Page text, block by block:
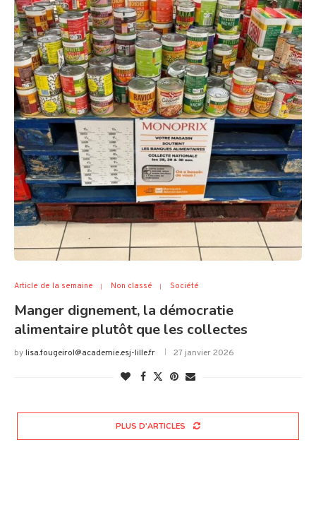
Article de la semaine Non classé Société
Manger dignement, la démocratie
alimentaire plutôt que les collectes
bylisa.fougeirol@academie.esj-lille.fr 27 janvier 2026
PLUS D'ARTICLES